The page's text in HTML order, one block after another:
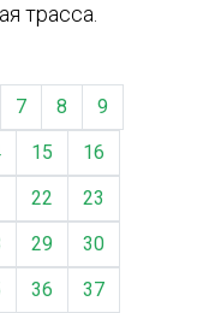
трасса.
7 8
9
15
16
22
23
29
30
36
37